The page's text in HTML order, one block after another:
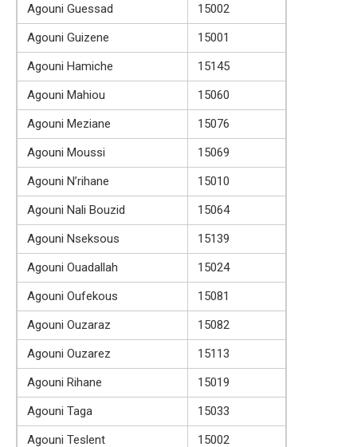
Agouni Guessad
15002
Agouni Guizene
15001
Agouni Hamiche
15145
Agouni Mahiou
15060
Agouni Meziane
15076
Agouni Moussi
15069
Agouni N’rihane
15010
Agouni Nali Bouzid
15064
Agouni Nseksous
15139
Agouni Ouadallah
15024
Agouni Oufekous
15081
Agouni Ouzaraz
15082
Agouni Ouzarez
15113
Agouni Rihane
15019
Agouni Taga
15033
Agouni Teslent
15002